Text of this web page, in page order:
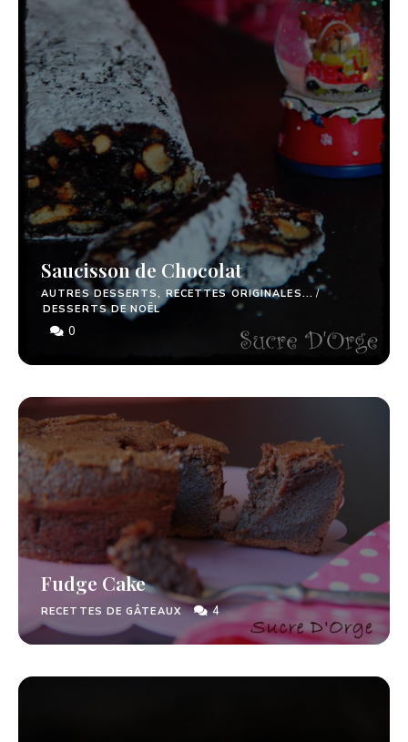
Saucisson de Chocolat
AUTRES DESSERTS, RECETTES ORIGINALES... /
DESSERTS DE NOËL
0
Fudge Cake
RECETTES DE GÂTEAUX 4